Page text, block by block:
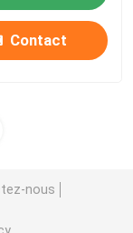
Contact
nous